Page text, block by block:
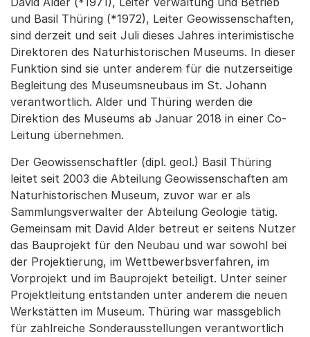
und Basil Thüring (*1972), Leiter Geowissenschaften,
sind derzeit und seit Juli dieses Jahres interimistische
Direktoren des Naturhistorischen Museums. In dieser
Funktion sind sie unter anderem für die nutzerseitige
Begleitung des Museumsneubaus im St. Johann
verantwortlich. Alder und Thüring werden die
Direktion des Museums ab Januar 2018 in einer Co-
Leitung übernehmen.
Der Geowissenschaftler (dipl. geol.) Basil Thüring
leitet seit 2003 die Abteilung Geowissenschaften am
Naturhistorischen Museum, zuvor war er als
Sammlungsverwalter der Abteilung Geologie tätig.
Gemeinsam mit David Alder betreut er seitens Nutzer
das Bauprojekt für den Neubau und war sowohl bei
der Projektierung, im Wettbewerbsverfahren, im
Vorprojekt und im Bauprojekt beteiligt. Unter seiner
Projektleitung entstanden unter anderem die neuen
Werkstätten im Museum. Thüring war massgeblich
für zahlreiche Sonderausstellungen verantwortlich